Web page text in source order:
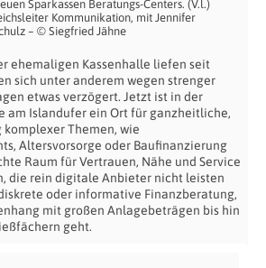
Sparkassen Beratungs-Centers. (V.l.)
Kommunikation, mit Jennifer
– © Siegfried Jähne
ehemaligen Kassenhalle liefen seit
sich unter anderem wegen strenger
etwas verzögert. Jetzt ist in der
am Islandufer ein Ort für ganzheitliche,
Themen, wie
Altersvorsorge oder Baufinanzierung
Raum für Vertrauen, Nähe und Service
die rein digitale Anbieter nicht leisten
oder informative Finanzberatung,
mit großen Anlagebeträgen bis hin
geht.